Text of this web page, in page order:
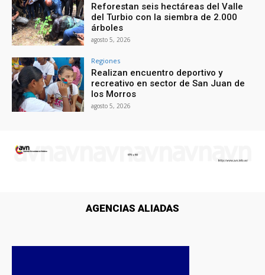
Reforestan seis hectáreas del Valle
del Turbio con la siembra de 2.000
árboles
agosto 5, 2026
Regiones
Realizan encuentro deportivo y
recreativo en sector de San Juan de
los Morros
agosto 5, 2026
AGENCIAS ALIADAS